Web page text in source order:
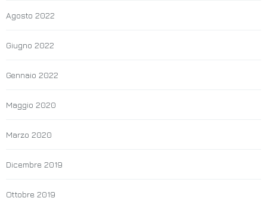
Agosto 2022
Giugno 2022
Gennaio 2022
Maggio 2020
Marzo 2020
Dicembre 2019
Ottobre 2019